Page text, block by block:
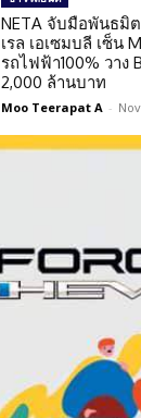
NETA จับมือพันธมิ
เรล เอเซมบลี เซ็น
รถไฟฟ้า100% วาง
2,000 ล้านบาท
Moo Teerapat A -